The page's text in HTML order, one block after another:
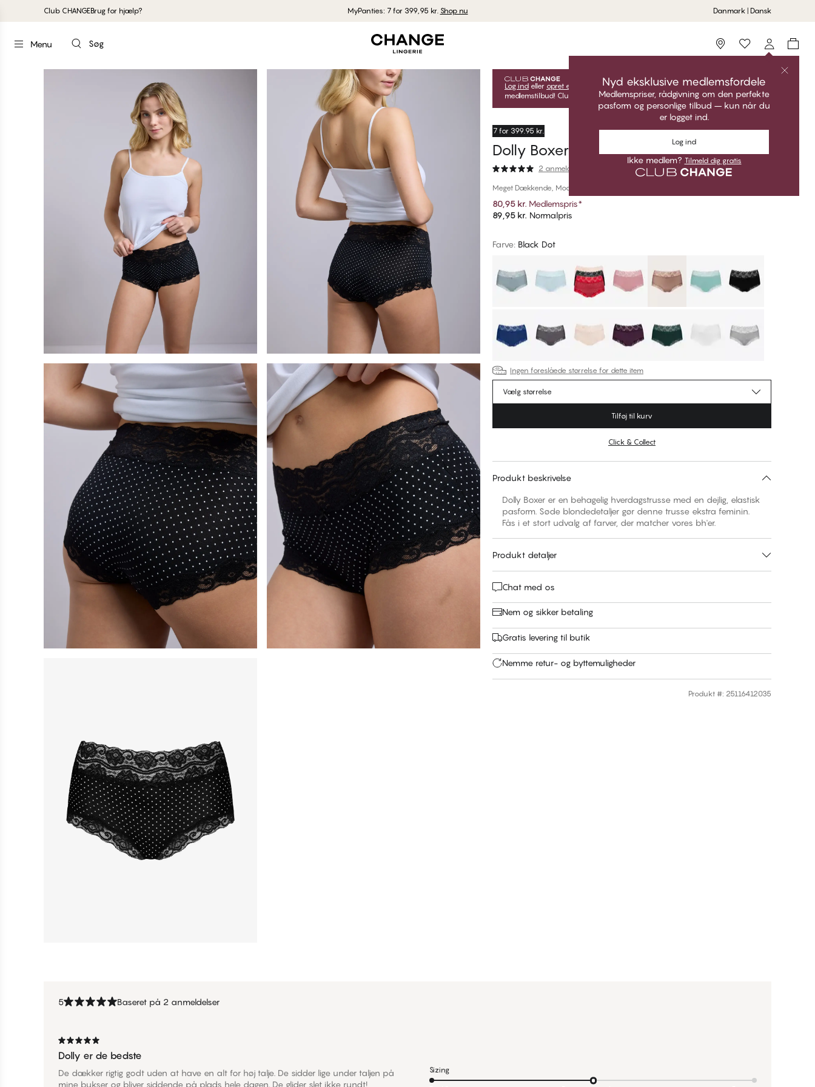
Club CHANGEBrug for hjælp? MyPanties: 7 for 399,95 kr. Shop nu Danmark | Dansk
Menu Søg Storefinder
Nyd eksklusive medlemsfordele
Medlemspriser, rådgivning om den perfekte
pasform og personlige tilbud – kun når du
er logget ind.
Log ind
Ikke medlem? Tilmeld dig gratis
Log ind eller opret en gratis konto for at få adgang til dine eksklusive
medlemstilbud! Club CHANGE-priser er kun gyldige, når du er logget ind.
7 for 399.95 kr.
Dolly Boxer
2 anmeldelser
Meget Dækkende, Modal
80,95 kr. Medlemspris*
89,95 kr. Normalpris
Farve: Black Dot
Ingen foreslåede størrelse for dette item
Vælg størrelse
Tilføj til kurv
Click & Collect
Produkt beskrivelse
Dolly Boxer er en behagelig hverdagstrusse med en dejlig, elastisk
pasform. Søde blondedetaljer gør denne trusse ekstra feminin.
Fås i et stort udvalg af farver, der matcher vores bh'er.
Produkt detaljer
Chat med os
Nem og sikker betaling
Gratis levering til butik
Nemme retur- og byttemuligheder
Produkt #: 25116412035
5 Baseret på 2 anmeldelser
Dolly er de bedste
De dækker rigtig godt uden at have en alt for høj talje. De sidder lige under taljen på
mine bukser og bliver siddende på plads hele dagen. De glider slet ikke rundt!
Sizing